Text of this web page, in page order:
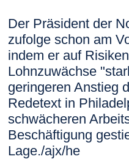
Der Präsident der
zufolge schon am
indem er auf
Lohnzuwächse
geringeren Anstieg
Redetext in
schwächeren
Beschäftigung
Lage./ajx/he